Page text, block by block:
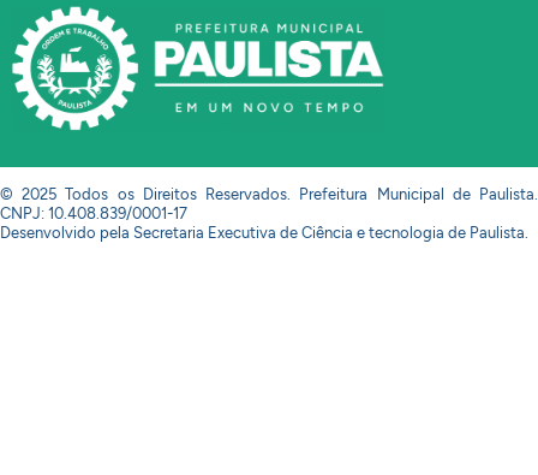
© 2025 Todos os Direitos Reservados. Prefeitura Municipal de Paulista.
CNPJ: 10.408.839/0001-17
Desenvolvido pela Secretaria Executiva de Ciência e tecnologia de Paulista.